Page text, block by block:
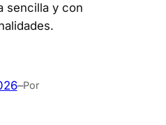
sencilla y con
–Por